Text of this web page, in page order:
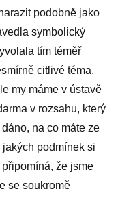
podobně jako
symbolický
tím téměř
citlivé téma,
my máme v ústavě
v rozsahu, který
na co máte ze
podmínek si
že jsme
se soukromě